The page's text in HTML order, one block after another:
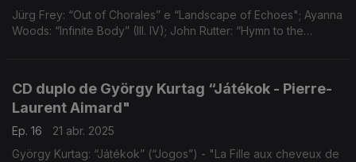
Jürg Frey: “Out of Chorales” e “Landscape of Echoes"; Ayanna
Woods: “Infinite Body” (III. IV); John Rutter: “Hymn to the
CD duplo de György Kurtag “Játékok - Pierre-
Laurent Aimard"
Ep. 16
21 abr. 2025
György Kurtag: “Játékok” (“Jogos”) - "La Fille aux cheveux de